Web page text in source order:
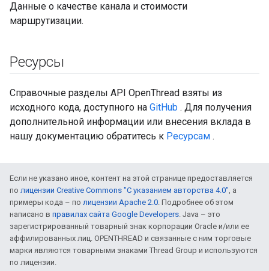
Данные о качестве канала и стоимости
маршрутизации.
Ресурсы
Справочные разделы API OpenThread взяты из
исходного кода, доступного на GitHub . Для получения
дополнительной информации или внесения вклада в
нашу документацию обратитесь к Ресурсам .
Если не указано иное, контент на этой странице предоставляется
по лицензии Creative Commons "С указанием авторства 4.0", а
примеры кода – по лицензии Apache 2.0. Подробнее об этом
написано в правилах сайта Google Developers. Java – это
зарегистрированный товарный знак корпорации Oracle и/или ее
аффилированных лиц. OPENTHREAD и связанные с ним торговые
марки являются товарными знаками Thread Group и используются
по лицензии.